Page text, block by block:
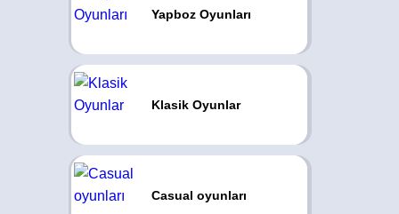
Yapboz Oyunları
Klasik Oyunlar
Casual oyunları